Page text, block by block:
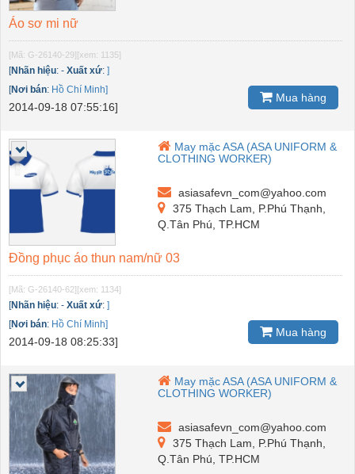
Áo sơ mi nữ
[Mã: G-26140-29][xem: 1135]
[Nhãn hiệu: - Xuất xứ: ]
[Nơi bán: Hồ Chí Minh]
2014-09-18 07:55:16]
Mua hàng
May mặc ASA (ASA UNIFORM &
CLOTHING WORKER)
asiasafevn_com@yahoo.com
375 Thạch Lam, P.Phú Thạnh,
Q.Tân Phú, TP.HCM
Đồng phục áo thun nam/nữ 03
[Mã: G-26140-62][xem: 1134]
[Nhãn hiệu: - Xuất xứ: ]
[Nơi bán: Hồ Chí Minh]
2014-09-18 08:25:33]
Mua hàng
May mặc ASA (ASA UNIFORM &
CLOTHING WORKER)
asiasafevn_com@yahoo.com
375 Thạch Lam, P.Phú Thạnh,
Q.Tân Phú, TP.HCM